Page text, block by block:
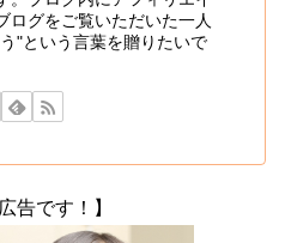
ログをご覧いただいた一人
"という言葉を贈りたいで
告です！】